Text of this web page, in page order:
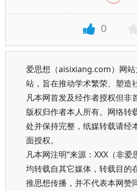
0
爱思想（aisixiang.com）网
站，旨在推动学术繁荣、塑造
凡本网首发及经作者授权但非
版权归作者本人所有。网络转
处并保持完整，纸媒转载请经
面授权。
凡本网注明“来源：XXX（非爱
均转载自其它媒体，转载目的
推思想传播，并不代表本网赞